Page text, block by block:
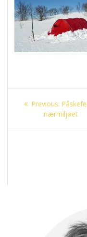
Previous:
post:
nærmiljøet